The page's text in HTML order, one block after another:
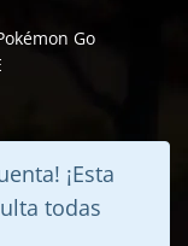
Go
¡Esta
todas